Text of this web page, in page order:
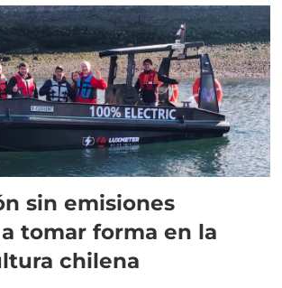
sin emisiones
tomar forma en la
chilena